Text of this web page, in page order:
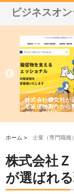
ビジネスオ
株式会社耕文社が
る販促物製作から
ストップ対応
ホーム >士業（専門職種）
株式会社
が選ばれ